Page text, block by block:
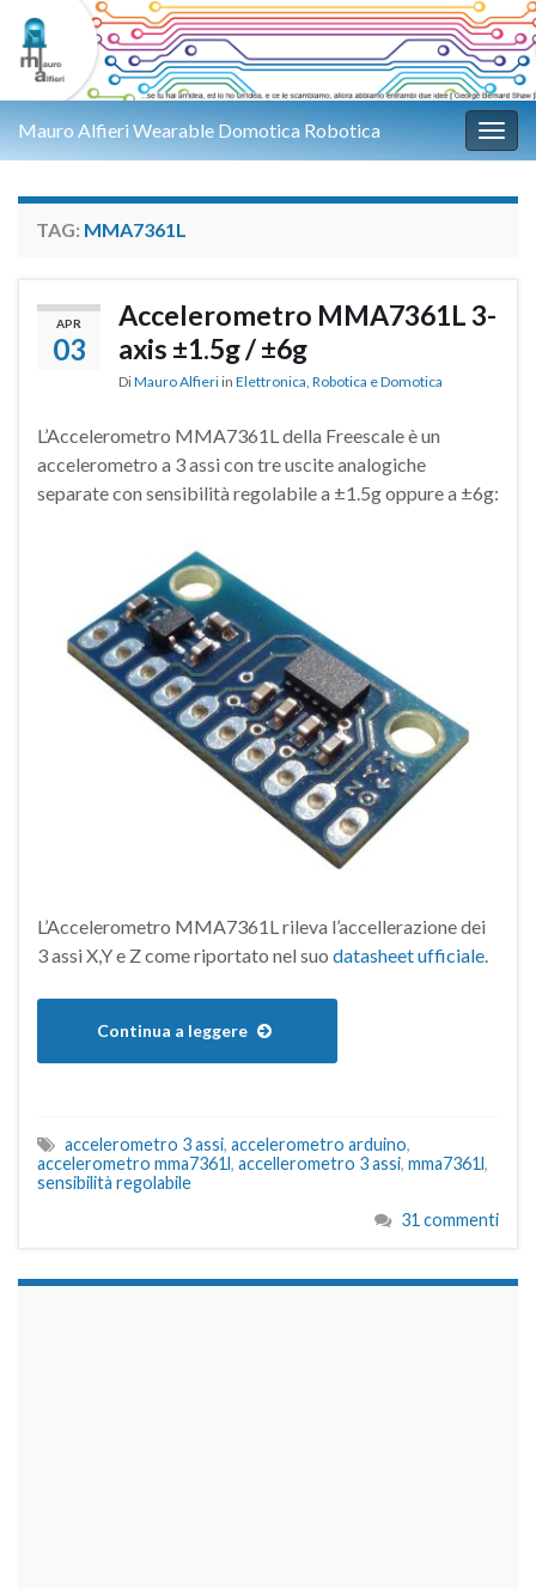
Mauro Alfieri Wearable Domotica Robotica
TAG: MMA7361L
APR
03
Accelerometro MMA7361L 3-
axis ±1.5g / ±6g
DiMauro Alfieri in Elettronica, Robotica e Domotica
L’Accelerometro MMA7361L della Freescale è un
accelerometro a 3 assi con tre uscite analogiche
separate con sensibilità regolabile a ±1.5g oppure a ±6g:
L’Accelerometro MMA7361L rileva l’accellerazione dei
3 assi X,Y e Z come riportato nel suo datasheet ufficiale
Continua a leggere
accelerometro 3 assi, accelerometro arduino,
accelerometro mma7361l, accellerometro 3 assi, mma7361l,
sensibilità regolabile
31 commenti